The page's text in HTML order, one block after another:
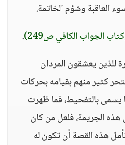
العاقبة وشؤم الخاتمة.
.
للذين يعشقون المردان
كثير منهم بقيامه بحركات
يسمى بالتفحيط، فما ظهرت
هذه الجريمة، فلعل من كان
هذه القصة أن تكون له